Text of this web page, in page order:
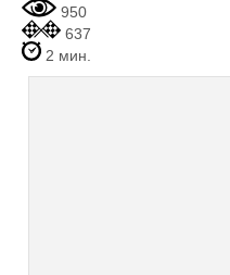
950
637
2 мин.